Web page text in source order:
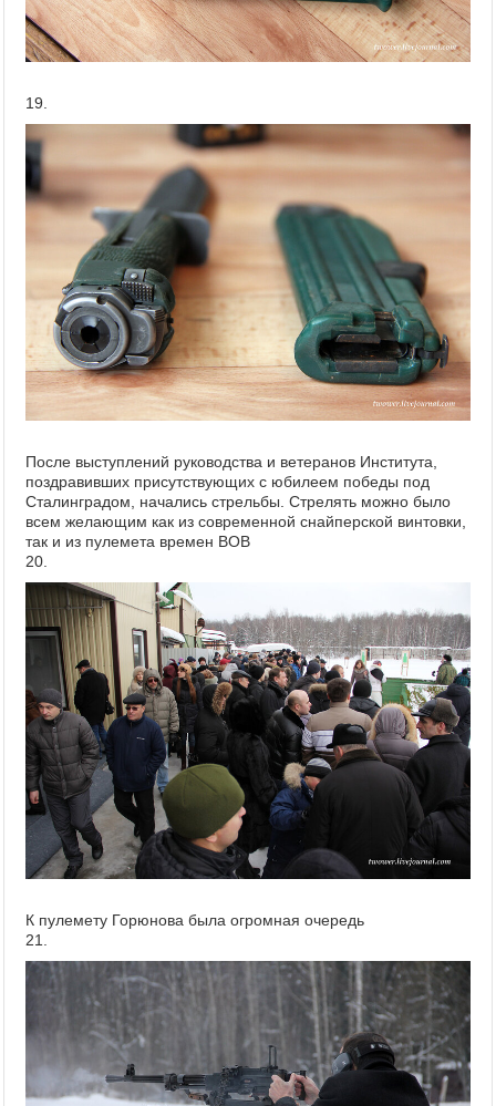
19.
После выступлений руководства и ветеранов Института,
поздравивших присутствующих с юбилеем победы под
Сталинградом, начались стрельбы. Стрелять можно было
всем желающим как из современной снайперской винтовки,
так и из пулемета времен ВОВ
20.
К пулемету Горюнова была огромная очередь
21.